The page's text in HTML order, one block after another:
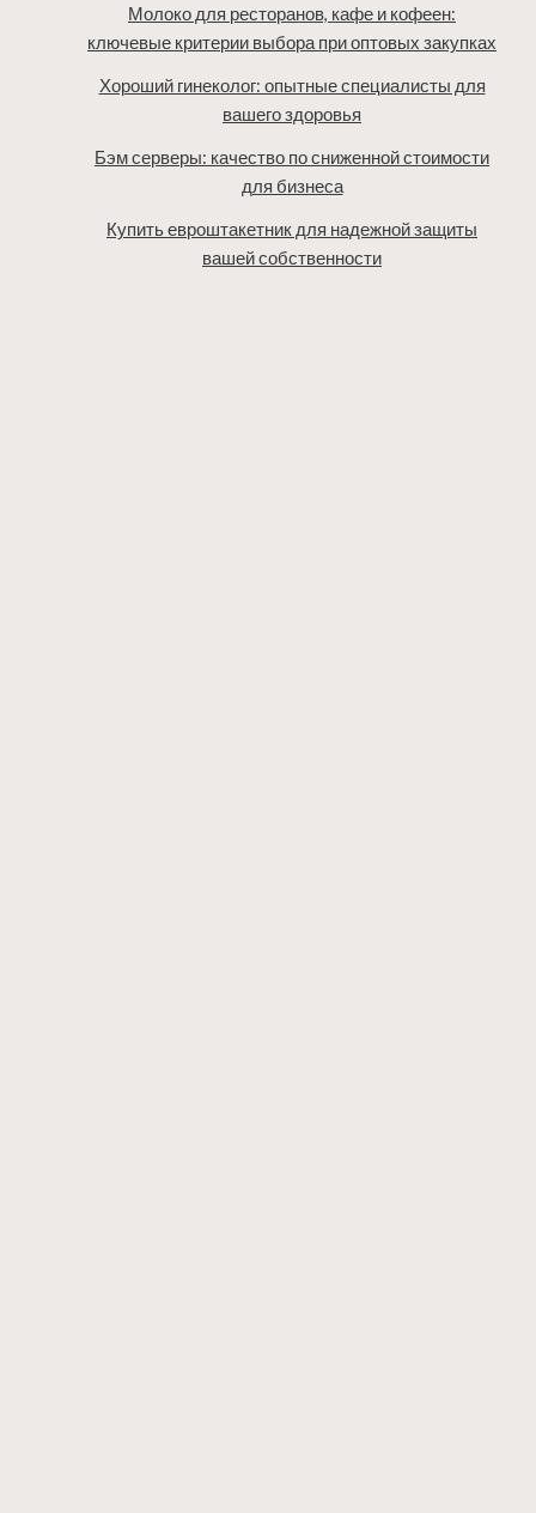
Молоко для ресторанов, кафе и кофеен:
ключевые критерии выбора при оптовых закупках
Хороший гинеколог: опытные специалисты для
вашего здоровья
Бэм серверы: качество по сниженной стоимости
для бизнеса
Купить евроштакетник для надежной защиты
вашей собственности